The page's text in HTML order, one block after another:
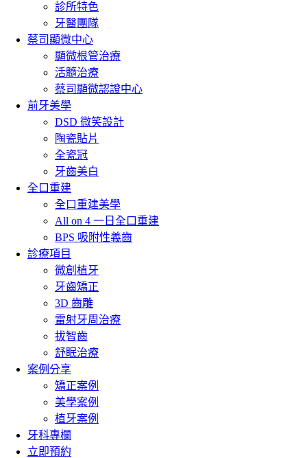
診所特色
牙醫團隊
蔡司顯微中心
顯微根管治療
活髓治療
蔡司顯微認證中心
前牙美學
DSD 微笑設計
陶瓷貼片
全瓷冠
牙齒美白
全口重建
全口重建美學
All on 4 一日全口重建
BPS 吸附性義齒
診療項目
微創植牙
牙齒矯正
3D 齒雕
雷射牙周治療
拔智齒
舒眠治療
案例分享
矯正案例
美學案例
植牙案例
牙科專欄
立即預約